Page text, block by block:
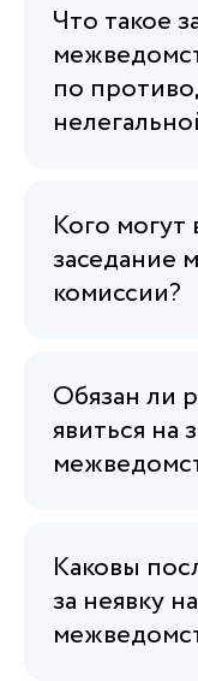
Что такое
по
Кого могут
заседание
комиссии?
Обязан ли
явиться на
Каковы
за неявку